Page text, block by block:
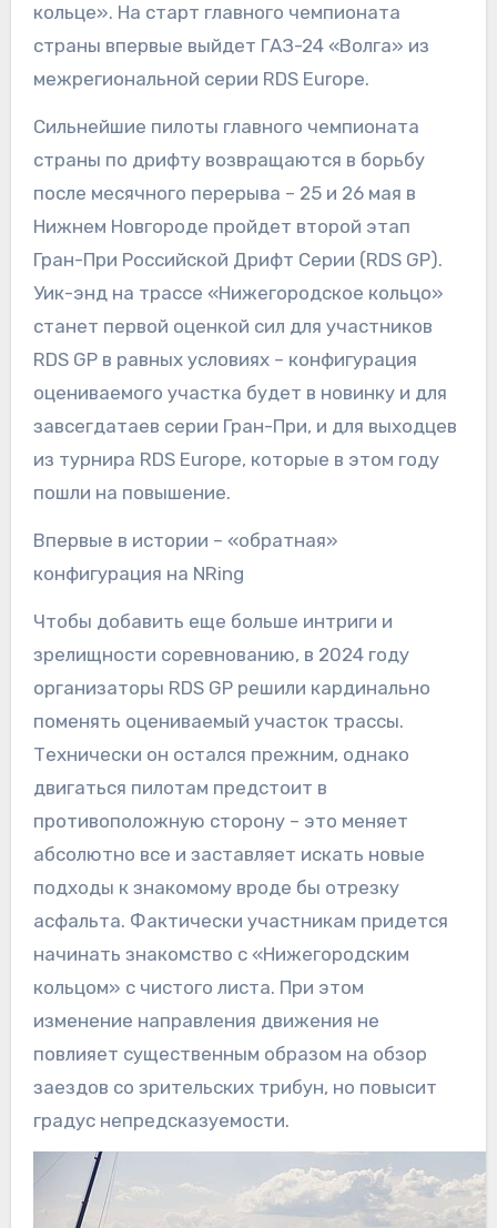
кольце». На старт главного чемпионата
страны впервые выйдет ГАЗ-24 «Волга» из
межрегиональной серии RDS Europe.
Сильнейшие пилоты главного чемпионата
страны по дрифту возвращаются в борьбу
после месячного перерыва – 25 и 26 мая в
Нижнем Новгороде пройдет второй этап
Гран-При Российской Дрифт Серии (RDS GP).
Уик-энд на трассе «Нижегородское кольцо»
станет первой оценкой сил для участников
RDS GP в равных условиях – конфигурация
оцениваемого участка будет в новинку и для
завсегдатаев серии Гран-При, и для выходцев
из турнира RDS Europe, которые в этом году
пошли на повышение.
Впервые в истории – «обратная»
конфигурация на NRing
Чтобы добавить еще больше интриги и
зрелищности соревнованию, в 2024 году
организаторы RDS GP решили кардинально
поменять оцениваемый участок трассы.
Технически он остался прежним, однако
двигаться пилотам предстоит в
противоположную сторону – это меняет
абсолютно все и заставляет искать новые
подходы к знакомому вроде бы отрезку
асфальта. Фактически участникам придется
начинать знакомство с «Нижегородским
кольцом» с чистого листа. При этом
изменение направления движения не
повлияет существенным образом на обзор
заездов со зрительских трибун, но повысит
градус непредсказуемости.